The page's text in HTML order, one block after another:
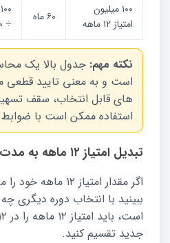
۱۰۰ میلیون
امتیاز ۱۲ ماهه
۶۰ ماه
÷ ۶۰
نکته مهم: جدول بالا یک
است و به معنی تایید قطعی
های قابل انتخاب، سقف
استفاده ممکن است با ضوابط
تبدیل امتیاز ۱۲ ماهه به مدت های دیگر
اگر مقدار امتیاز
ببینید با انتخاب دوره دیگری
جدید تقسیم کنید.